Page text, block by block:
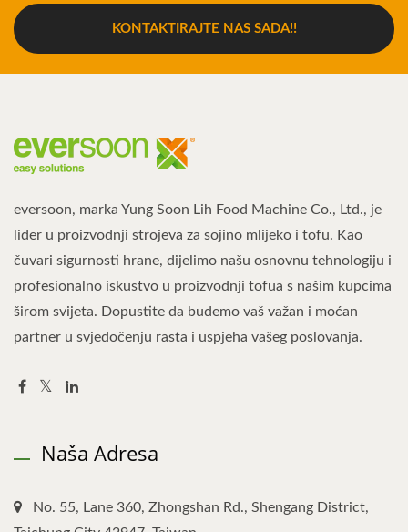
KONTAKTIRAJTE NAS SADA!!
eversoon, marka Yung Soon Lih Food Machine Co., Ltd., je
lider u proizvodnji strojeva za sojino mlijeko i tofu. Kao
čuvari sigurnosti hrane, dijelimo našu osnovnu tehnologiju i
profesionalno iskustvo u proizvodnji tofua s našim kupcima
širom svijeta. Dopustite da budemo vaš važan i moćan
partner u svjedočenju rasta i uspjeha vašeg poslovanja.
Naša Adresa
No. 55, Lane 360, Zhongshan Rd., Shengang District,